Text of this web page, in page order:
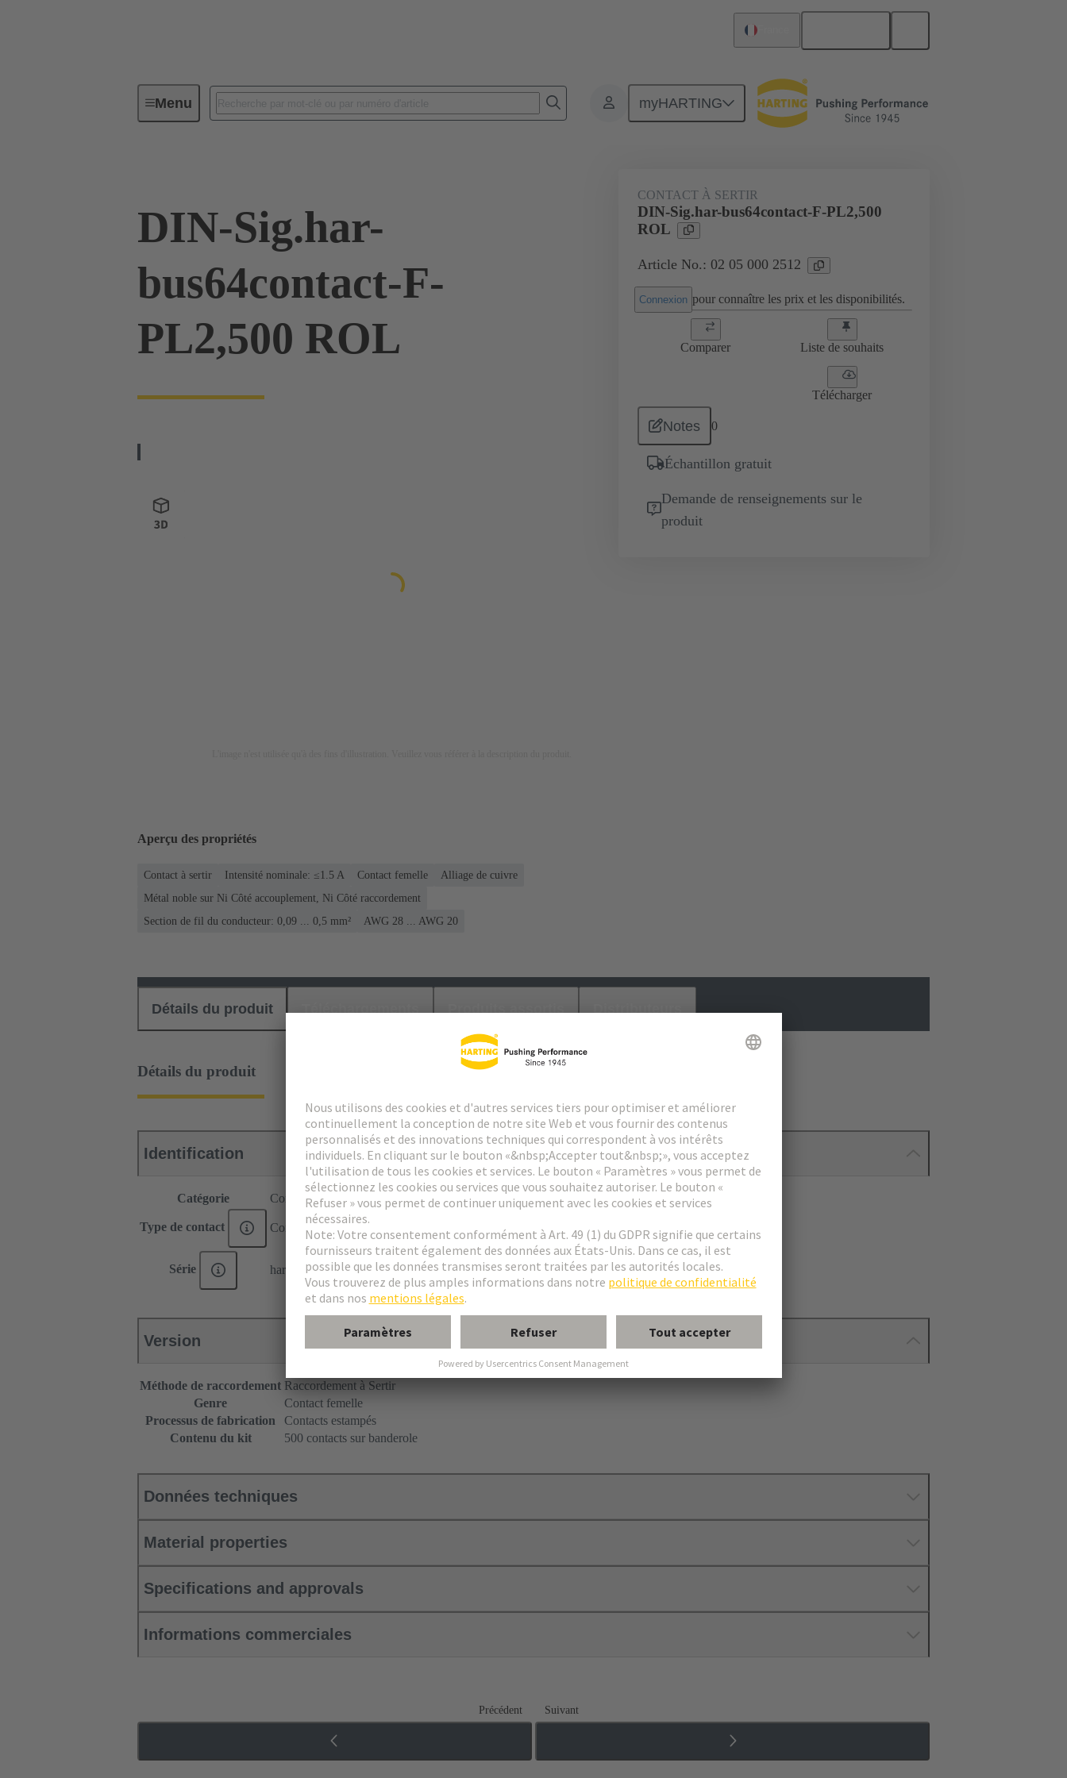
Menu myHARTING
Série
DIN-Sig.har-
bus64contact-F-
PL2,500 ROL
CONTACT À SERTIR
DIN-Sig.har-bus64contact-F-PL2,500
ROL
Article No.: 02 05 000 2512
Connexion pour connaître les prix et les disponibilités.
Comparer Liste de souhaits
Télécharger
Notes 0
Échantillon gratuit
Demande de renseignements sur le
produit
Aperçu des propriétés
Contact à sertir Intensité nominale: ≤1.5 A Contact femelle
Alliage de cuivre
Métal noble sur Ni Côté accouplement, Ni Côté raccordement
Section de fil du conducteur: 0,09 ... 0,5 mm²
AWG 28 ... AWG 20
Détails du produit
Détails du produit
Identification
Catégorie Contacts
Type de contact Contact à sertir
Série har-bus® 64
Version
Méthode de raccordement Raccordement à Sertir
Genre
Contact femelle
Processus de fabrication
Contacts estampés
Contenu du kit
500 contacts sur banderole
Données techniques
Material properties
Specifications and approvals
Informations commerciales
Précédent Suivant